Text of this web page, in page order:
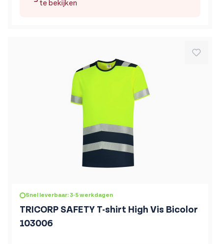
te bekijken
Snel leverbaar: 3-5 werkdagen
TRICORP SAFETY T-shirt High Vis Bicolor
103006
De prijs is afhankelijk van de gekozen opties op de